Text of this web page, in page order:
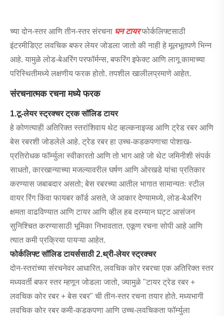
च्या दोन-स्तर आणि तीन-स्तर संरचना घन टायर फोर्कलिफ्टसाठी
इंटरमीडिएट लवचिक बफर लेयर जोडला जातो की नाही हे मूलभूतपणे भिन्न
आहे. यामुळे लोड-बेअरिंग परफॉर्मन्स, बफरिंग इफेक्ट आणि लागू कामाच्या
परिस्थितीमध्ये लक्षणीय फरक होतो. तपशील खालीलप्रमाणे आहेत.
संरचनात्मक रचना मध्ये फरक
1.टू-लेयर स्ट्रक्चर ट्रक सॉलिड टायर
हे कोणत्याही अतिरिक्त स्तरांशिवाय थेट व्हल्कनाइज्ड आणि ट्रेड रबर आणि
बेस रबरशी जोडलेले आहे. ट्रेड रबर हा उच्च-कडकपणाचा पोशाख-
प्रतिरोधक फॉर्म्युला स्वीकारतो आणि तो भाग आहे जो थेट जमिनीशी संपर्क
साधतो, कारखान्याच्या मजल्यावरील घर्षण आणि ओरखडे यांचा प्रतिकार
करण्यास जबाबदार असतो; बेस रबरच्या आतील भागात सामान्यतः स्टील
वायर रिंग किंवा फायबर कॉर्ड असते, जे आकार देण्यामध्ये, लोड-बेअरिंग
क्षमता वाढविण्यात आणि टायर आणि व्हील हब दरम्यान घट्ट आसंजन
सुनिश्चित करण्यासाठी भूमिका निभावतात. एकूण रचना सोपी आहे आणि
त्यात कमी प्रक्रिया पायऱ्या आहेत.
फोर्कलिफ्ट सॉलिड टायर्ससाठी 2.थ्री-लेयर स्ट्रक्चर
दोन-स्तरांच्या संरचनेवर आधारित, लवचिक कोर रबरचा एक अतिरिक्त स्तर
मध्यवर्ती बफर स्तर म्हणून जोडला जातो, ज्यामुळे "टायर ट्रेड रबर +
लवचिक कोर रबर + बेस रबर" ची तीन-स्तर रचना तयार होते. मध्यभागी
लवचिक कोर रबर कमी-कडकपणा आणि उच्च-लवचिकता फॉर्म्युला